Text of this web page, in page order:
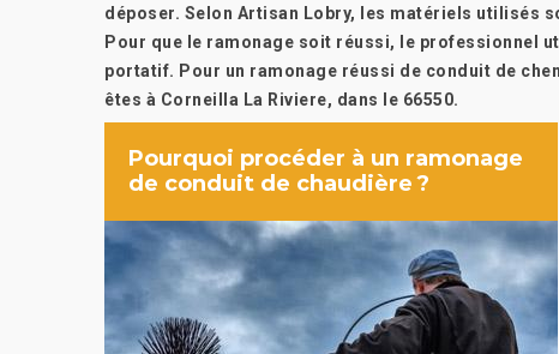
déposer. Selon Artisan Lobry, les matériels utilisés
Pour que le ramonage soit réussi, le professionnel
portatif. Pour un ramonage réussi de conduit de
êtes à Corneilla La Riviere, dans le 66550.
Pourquoi procéder à un ramonage
de conduit de chaudière ?